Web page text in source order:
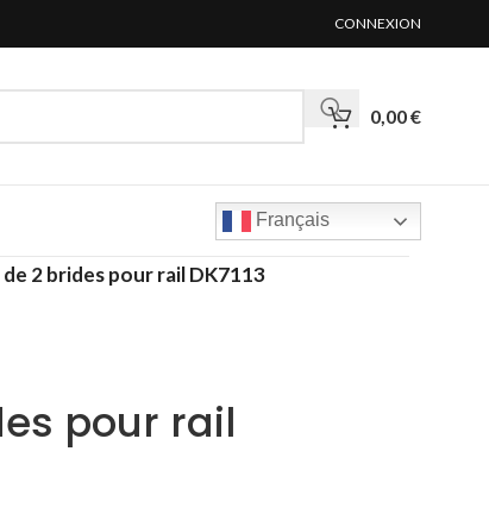
CONNEXION
0,00€
Français
2 brides pour rail DK7113
pour rail